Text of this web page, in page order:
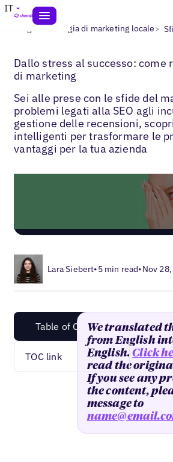
IT
Blogs> Strategia di marketing locale>
Dallo stress al successo: come
di marketing
Sei alle prese con le sfide del
problemi legati alla SEO agli
gestione delle recensioni,
intelligenti per trasformare le
vantaggi per la tua azienda
Lara Siebert•5 min read•Nov
Table of Content
TOC link
We translated
from English
English.Click
read the
If you see any
the content,
message to